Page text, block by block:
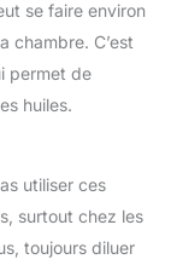
rencontrez des
essentielles ou si le
veuillez nous
vous donnerons un
essentielles.
se faire environ
chambre. C’est
permet de
huiles.
utiliser ces
surtout chez les
toujours diluer